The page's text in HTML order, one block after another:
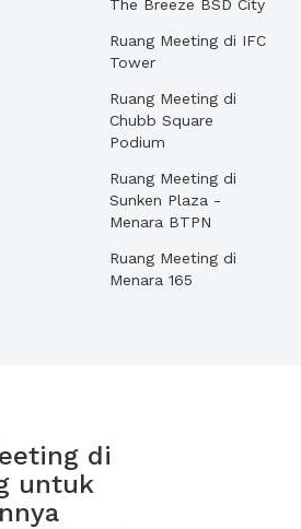
The Breeze BSD City
Ruang Meeting di IFC
Tower
Ruang Meeting di
Chubb Square
Podium
Ruang Meeting di
Sunken Plaza -
Menara BTPN
Ruang Meeting di
Menara 165
di
untuk